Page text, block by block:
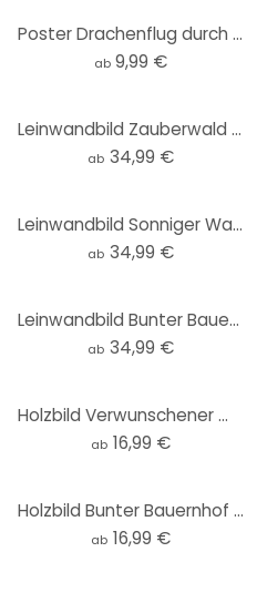
Poster Drachenflug durch Sternenwolken - DigitalArtsi
ab 9,99 €
Leinwandbild Zauberwald in Mitternachtsblau - DigitalArtsi
ab 34,99 €
Leinwandbild Sonniger Wald mit Hirsch - DigitalArtsi
ab 34,99 €
Leinwandbild Bunter Bauernhof in den Bergen - DigitalArtsi
ab 34,99 €
Holzbild Verwunschener Wald im Licht - DigitalArtsi
ab 16,99 €
Holzbild Bunter Bauernhof in den Bergen - DigitalArtsi
ab 16,99 €